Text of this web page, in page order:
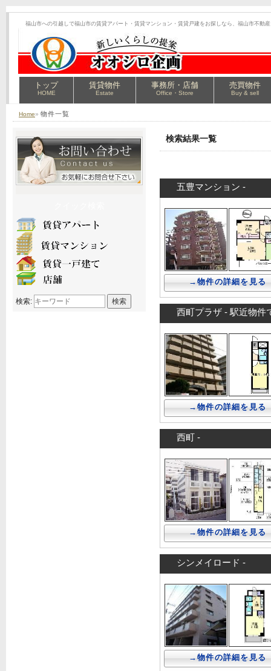
福山市への引越しで福山市の賃貸アパート・賃貸マンション・賃貸戸建をお探しなら、福山市不
トップ
HOME
賃貸物件
Estate
事務所・店舗
Office・Store
売買物件
Buy & sell
Home» 物件一覧
検索結果一覧
五豊マンション -
→物件の詳細を見る
西町プラザ - 駅近物件
→物件の詳細を見る
西町 -
→物件の詳細を見る
シンメイロード -
→物件の詳細を見る
検索: